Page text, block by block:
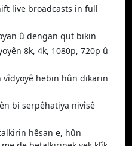
live broadcasts in full
û dengan qut bikin
8k, 4k, 1080p, 720p û
vîdyoyê hebin hûn dikarin
bi serpêhatiya nivîsê
hêsan e, hûn